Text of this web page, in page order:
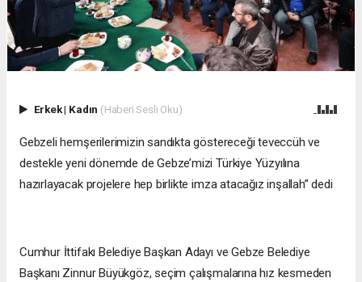
Erkek| Kadın (Haberi Sesli Oku)
Gebzeli hemşerilerimizin sandıkta göstereceği teveccüh ve
destekle yeni dönemde de Gebze’mizi Türkiye Yüzyılına
hazırlayacak projelere hep birlikte imza atacağız inşallah” dedi
Cumhur İttifakı Belediye Başkan Adayı ve Gebze Belediye
Başkanı Zinnur Büyükgöz, seçim çalışmalarına hız kesmeden